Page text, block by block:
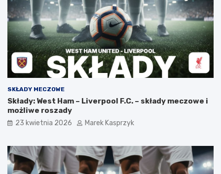
SKŁADY MECZOWE
Składy: West Ham – Liverpool F.C. – składy meczowe i
możliwe roszady
23 kwietnia 2026 Marek Kasprzyk